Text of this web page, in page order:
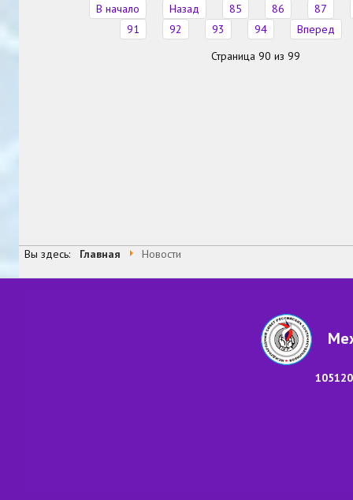
В начало Назад 85 86
87
91
92 93 94
Вперед
Страница 90 из 99
Вы здесь: Главная Новости